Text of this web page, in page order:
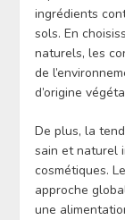
ingrédients
sols. En
naturels, les
de
d’origine
De plus, la
sain et naturel
cosmétiques.
approche
une